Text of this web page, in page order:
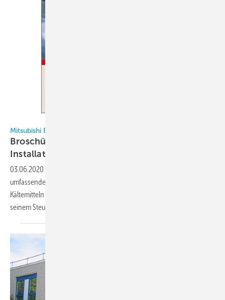
Mitsubishi Electric
Broschüren unterstützen Planung und
Installation
03.06.2020
umfassenden Überblick zu seiner VRF-Serie City Multi mit den
Kältemitteln R32 und R410A, dem City Multi Hybrid VRF-System und
seinemSteuerungsprogramm.